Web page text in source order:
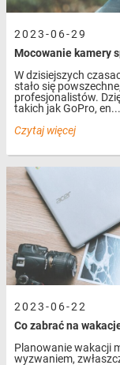
2023-06-29
Mocowanie kamery
W dzisiejszych
stało się
profesjonalistów.
takich jak GoPro, en...
Czytaj więcej
2023-06-22
Co zabrać na
Planowanie wakacji
wyzwaniem,